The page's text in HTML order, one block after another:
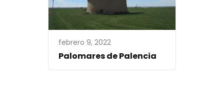
febrero 9, 2022
Palomares de Palencia